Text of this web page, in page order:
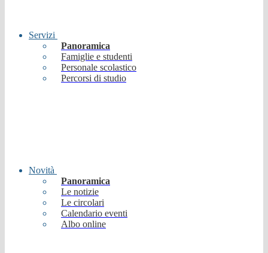
Servizi
Panoramica
Famiglie e studenti
Personale scolastico
Percorsi di studio
Novità
Panoramica
Le notizie
Le circolari
Calendario eventi
Albo online